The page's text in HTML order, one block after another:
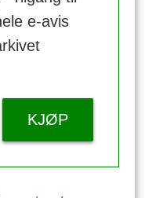
e-avis
KJØP